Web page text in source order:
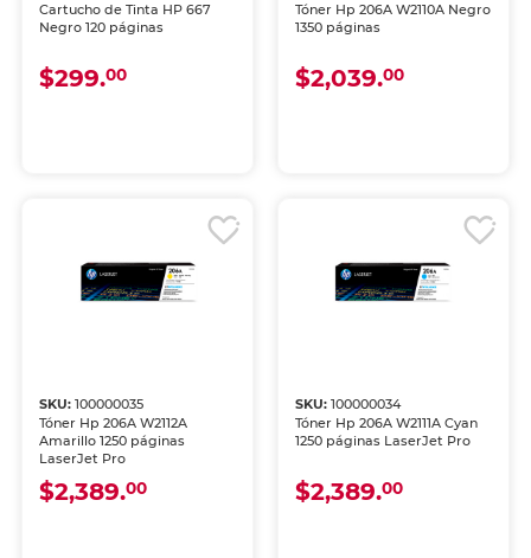
Cartucho de Tinta HP 667
Negro 120 páginas
$299.00
Tóner Hp 206A W2110A Negro
1350 páginas
$2,039.00
SKU:100000035
Tóner Hp 206A W2112A
Amarillo 1250 páginas
LaserJet Pro
$2,389.00
SKU: 100000034
Tóner Hp 206A W2111A Cyan
1250 páginas LaserJet Pro
$2,389.00